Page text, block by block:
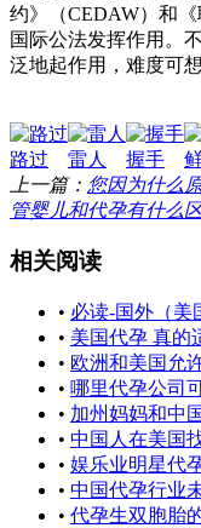
约》（CEDAW）和
国际公法发挥作用。
泛地起作用，难度可想
路过 雷人 握手
上一篇： 您因为什么
管婴儿和代孕有什么
相关阅读
• 必读-国外（美
• 美国代孕 真的
• 欧洲和美国允
• 哪里代孕公司
• 加州妈妈和中
• 中国人在美国
• 娱乐业明星代
• 中国代孕行业
• 代孕生双胞胎